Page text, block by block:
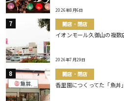
2026年8月6日
開店・閉店
イオンモール久御山の複数
2026年7月29日
開店・閉店
香里園につくってた「魚丼